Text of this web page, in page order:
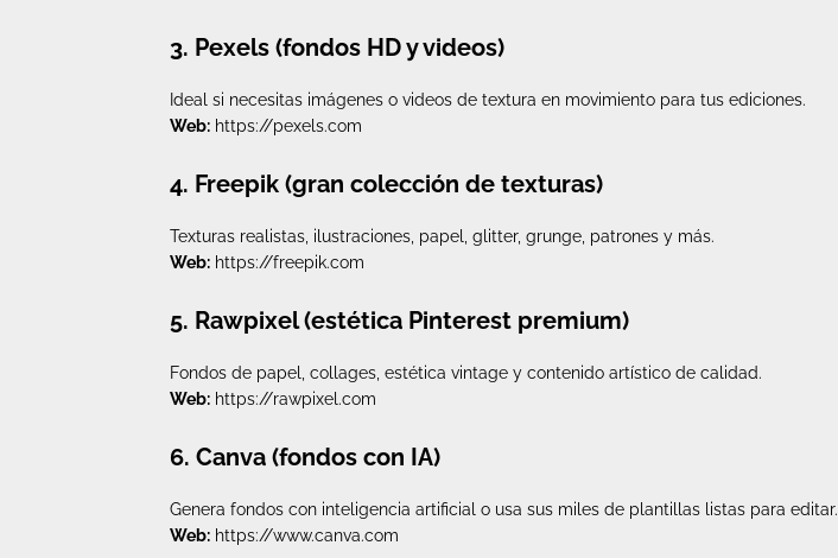
3. Pexels (fondos HD y videos)
Ideal si necesitas imágenes o videos de textura en movimiento para tus ediciones.
Web: https://pexels.com
4. Freepik (gran colección de texturas)
Texturas realistas, ilustraciones, papel, glitter, grunge, patrones y más.
Web: https://freepik.com
5. Rawpixel (estética Pinterest premium)
Fondos de papel, collages, estética vintage y contenido artístico de calidad.
Web: https://rawpixel.com
6. Canva (fondos con IA)
Genera fondos con inteligencia artificial o usa sus miles de plantillas listas para editar.
Web: https://www.canva.com